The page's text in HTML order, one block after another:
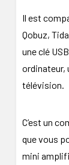
Il est
Qobuz,
une clé
ordinateur,
télévision.
C’est un
que vous
mini